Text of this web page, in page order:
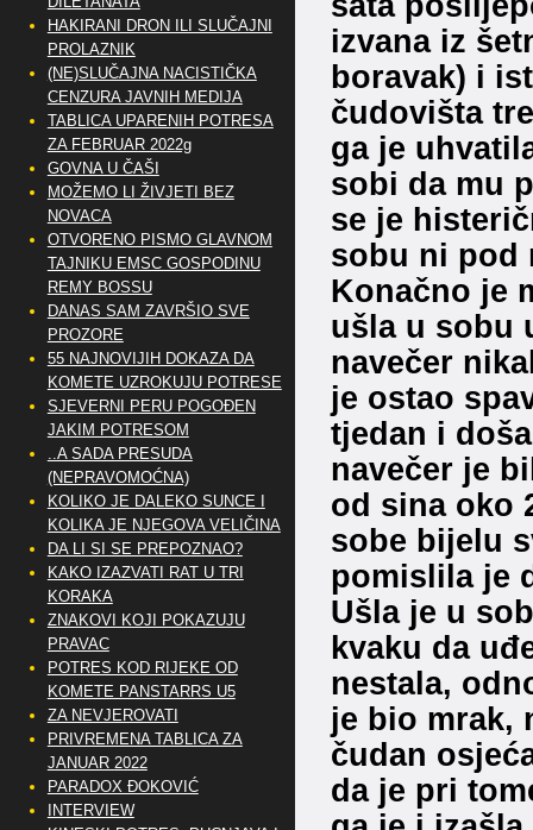
izvana iz
boravak) i
čudovišta
ga je
sobi da mu
se je
sobu ni pod
Konačno je
ušla u sobu
navečer
je ostao
tjedan i
navečer je
od sina oko
sobe bijelu
pomislila je
Ušla je u
kvaku da
nestala,
je bio mrak,
čudan
da je pri
HAKIRANI DRON ILI SLUČAJNI
PROLAZNIK
(NE)SLUČAJNA NACISTIČKA
CENZURA JAVNIH MEDIJA
TABLICA UPARENIH POTRESA
ZA FEBRUAR 2022g
GOVNA U ČAŠI
MOŽEMO LI ŽIVJETI BEZ
NOVACA
OTVORENO PISMO GLAVNOM
TAJNIKU EMSC GOSPODINU
REMY BOSSU
DANAS SAM ZAVRŠIO SVE
PROZORE
55 NAJNOVIJIH DOKAZA DA
KOMETE UZROKUJU POTRESE
SJEVERNI PERU POGOĐEN
JAKIM POTRESOM
..A SADA PRESUDA
(NEPRAVOMOĆNA)
KOLIKO JE DALEKO SUNCE I
KOLIKA JE NJEGOVA VELIČINA
DA LI SI SE PREPOZNAO?
KAKO IZAZVATI RAT U TRI
KORAKA
ZNAKOVI KOJI POKAZUJU
PRAVAC
POTRES KOD RIJEKE OD
KOMETE PANSTARRS U5
ZA NEVJEROVATI
PRIVREMENA TABLICA ZA
JANUAR 2022
PARADOX ĐOKOVIĆ
INTERVIEW